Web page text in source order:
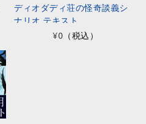
ディオダディ荘の怪奇談義シ
ナリオ テキスト
¥0 （税込）